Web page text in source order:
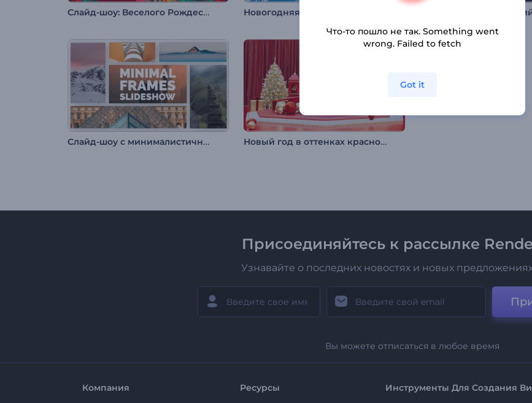
Слайд-шоу: Веселого Рождества
Слайд-шоу с минималистичными рамками Новый год в оттенках красного
Присоединяйтесь к рассылке
Узнавайте о последних новостях и новых
Вы можете отписаться в любое время
Компания Ресурсы Инструменты Для Создания
Что-то пошло не так. Something went
wrong. Failed to fetch
Got it